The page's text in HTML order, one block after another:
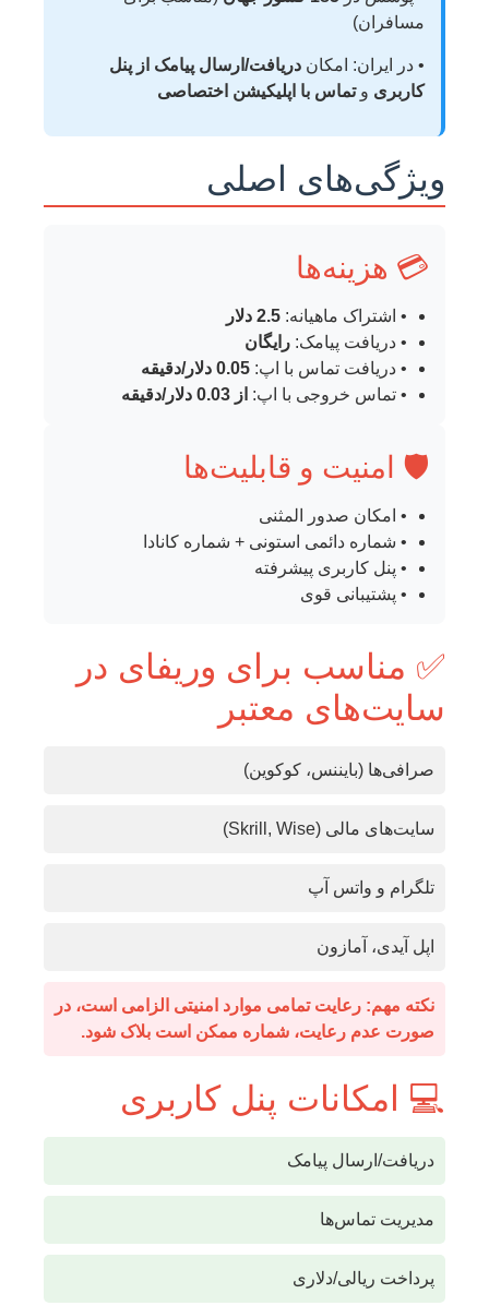
مسافران)
• در ایران: امکان دریافت/ارسال پیامک از پنل
کاربری وتماس با اپلیکیشن اختصاصی
ویژگی‌های اصلی
💳 هزینه‌ها
• اشتراک ماهیانه: 2.5 دلار
• دریافت پیامک: رایگان
• دریافت تماس با اپ: 0.05 دلار/دقیقه
• تماس خروجی با اپ: از 0.03 دلار/دقیقه
🛡️ امنیت و قابلیت‌ها
• امکان صدور المثنی
• شماره دائمی استونی + شماره کانادا
• پنل کاربری پیشرفته
• پشتیبانی قوی
✅ مناسب برای وریفای در
سایت‌های معتبر
صرافی‌ها (بایننس، کوکوین)
سایت‌های مالی (Skrill, Wise)
تلگرام و واتس آپ
اپل آیدی، آمازون
نکته مهم: رعایت تمامی موارد امنیتی الزامی است، در
صورت عدم رعایت، شماره ممکن است بلاک شود.
💻 امکانات پنل کاربری
دریافت/ارسال پیامک
مدیریت تماس‌ها
پرداخت ریالی/دلاری